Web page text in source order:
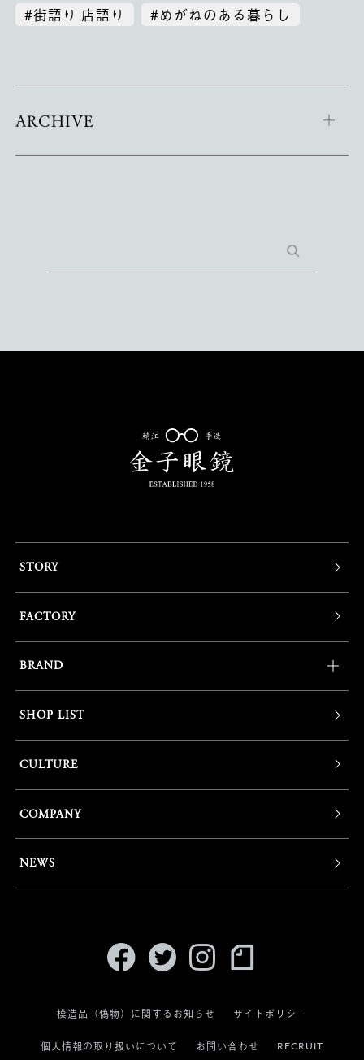
#街語り 店語り
#めがねのある暮らし
ARCHIVE
STORY
FACTORY
BRAND
SHOP LIST
CULTURE
COMPANY
NEWS
模造品（偽物）に関するお知らせ サイトポリシー
個人情報の取り扱いについて お問い合わせ RECRUIT